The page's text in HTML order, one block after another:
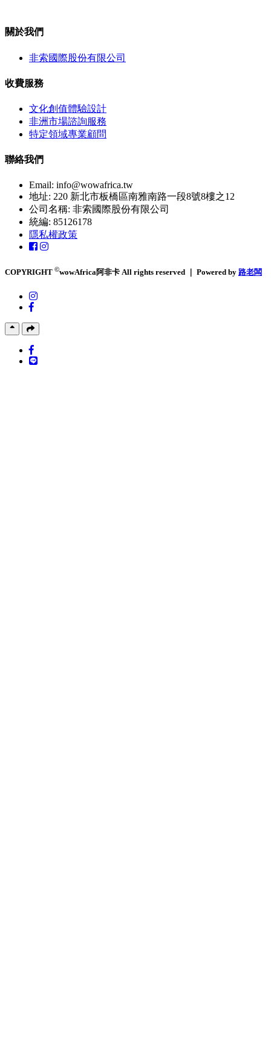
關於我們
非索國際股份有限公司
收費服務
文化創值體驗設計
非洲市場諮詢服務
特定領域專業顧問
聯絡我們
Email: info@wowafrica.tw
地址: 220 新北市板橋區南雅南路一段8號8樓之12
公司名稱: 非索國際股份有限公司
統編: 85126178
隱私權政策
COPYRIGHT ©wowAfrica阿非卡 All rights reserved ｜ Powered by 路老闆